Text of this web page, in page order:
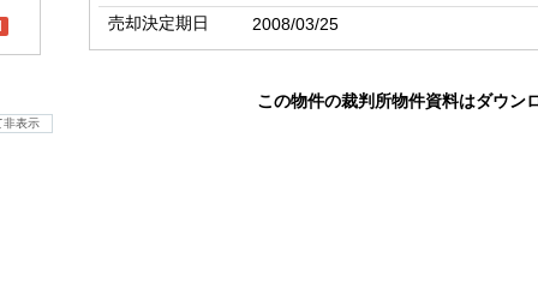
非表示
売却決定期日
2008/03/25
この物件の裁判所物件資料はダウン